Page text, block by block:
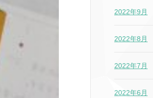
2022年9月
2022年8月
2022年7月
2022年6月